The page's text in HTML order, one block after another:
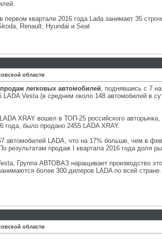
квартале 2016 года Lada занимает 35
Renault, Hyundai и Seat
области
легковых автомобилей, поднявшись с 7
Vesta (в среднем около 148 автомобилей в
XRAY вошел в ТОП-25 российского
года, было продано 2455 LADA XRAY.
автомобилей LADA, что на 17% больше, чем в
продаж I квартала 2016 года доля
Группа АВТОВАЗ наращивает производство
более 300 дилеров LADA по всей стране.
области